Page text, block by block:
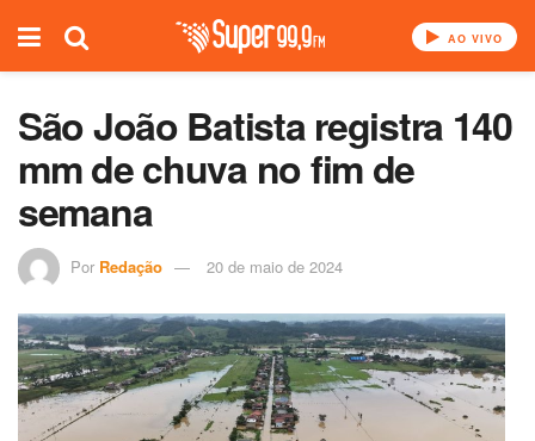
AO VIVO
São João Batista registra 140
mm de chuva no fim de
semana
Por Redação 20 de maio de 2024